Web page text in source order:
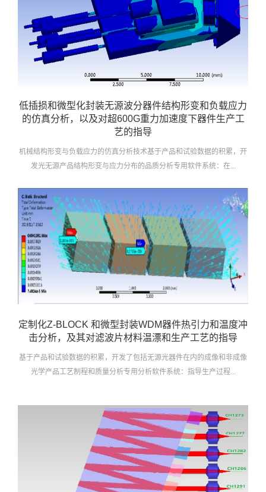
低插损和微型化封装无源波分器件结构形变和负载应力
的仿真分析，以及对超600G重力加速度下器件生产工
艺的指导
机械结构形变与负载应力的仿真分析技术基于产品和试验数据的积累，开
发光无源产品结构形变与应力分布的品质分析专用软件系统：在...
定制化Z-BLOCK 和微型封装WDM器件热引力和温度冲
击分析，及其对滤波片材料温漂和生产工艺的指导
基于产品和试验数据的积累，开发了包括无源光器件在内的成像和非成像
光学产品工艺制程和质量分析专用分析软件系统：指导生产过程...